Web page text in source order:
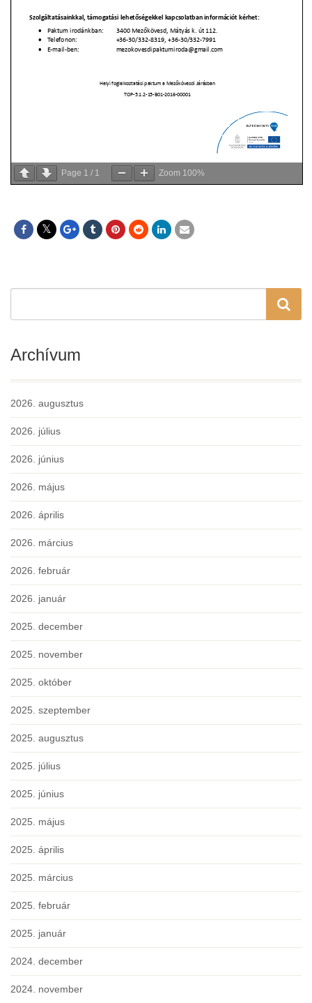
Page 1 / 1 Zoom 100%
Archívum
2026. augusztus
2026. július
2026. június
2026. május
2026. április
2026. március
2026. február
2026. január
2025. december
2025. november
2025. október
2025. szeptember
2025. augusztus
2025. július
2025. június
2025. május
2025. április
2025. március
2025. február
2025. január
2024. december
2024. november